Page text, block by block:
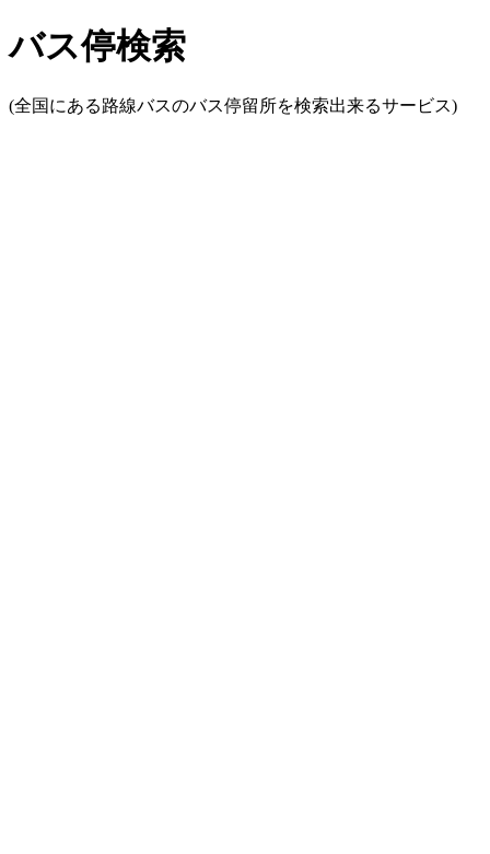
バス停検索
(全国にある路線バスのバス停留所を検索出来るサービス)